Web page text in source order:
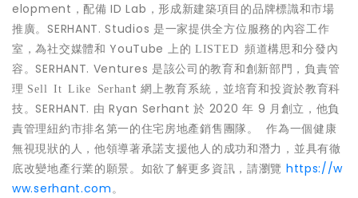
elopment，配備 ID Lab，形成新建築項目的品牌標識和市場
推廣。SERHANT. Studios 是一家提供全方位服務的內容工作
室，為社交媒體和 YouTube 上的 LISTED 頻道構思和分發內
容。SERHANT. Ventures 是該公司的教育和創新部門，負責管
理 Sell It Like Serhan t 網上教育系統，並培育和投資於教育科
技。SERHANT. 由 Ryan Serhant 於 2020 年 9 月創立，他負
責管理紐約市排名第一的住宅房地產銷售團隊。 作為一個健康
無視現狀的人，他領導著承諾支援他人的成功和潛力，並具有徹
底改變地產行業的願景。如欲了解更多資訊，請瀏覽 https://w
ww.serhant.com。